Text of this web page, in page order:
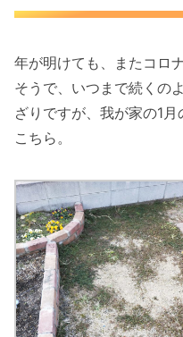
年が明けても、またコロ
そうで、いつまで続くの
ざりですが、我が家の1月
こちら。